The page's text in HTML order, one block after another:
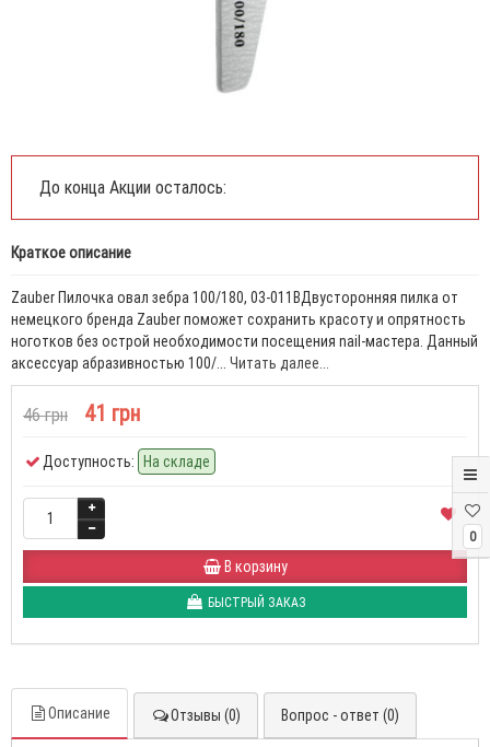
0
До конца Акции осталось:
Краткое описание
Zauber Пилочка овал зебра 100/180, 03-011BДвусторонняя пилка от
немецкого бренда Zauber поможет сохранить красоту и опрятность
ноготков без острой необходимости посещения nail-мастера. Данный
аксессуар абразивностью 100/... Читать далее...
46 грн 41 грн
Доступность: На складе
В корзину
БЫСТРЫЙ ЗАКАЗ
Описание Отзывы (0) Вопрос - ответ (0)